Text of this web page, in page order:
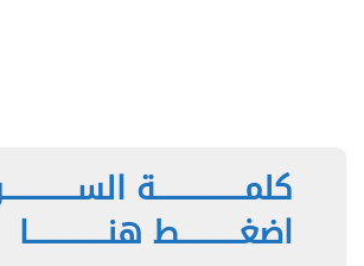
كلمـــــــــــــــة
اضغــــــــــط هنـــــــــــــا